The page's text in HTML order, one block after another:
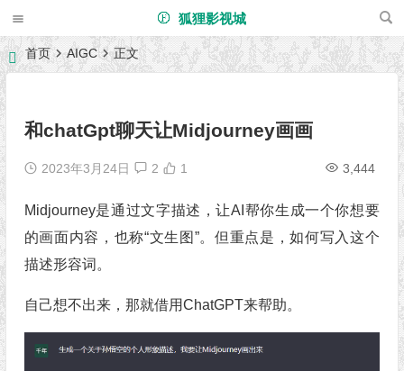
狐狸影视城
首页 AIGC 正文
和chatGpt聊天让Midjourney画画
2023年3月24日 2 3,444
1
Midjourney是通过文字描述，让AI帮你生成一个你想要
的画面内容，也称“文生图”。但重点是，如何写入这个
描述形容词。
自己想不出来，那就借用ChatGPT来帮助。